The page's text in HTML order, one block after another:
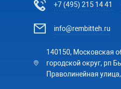
+7 (495) 215 14 41
info@rembitteh.ru
140150, Московская
городской округ, рп
Праволинейная